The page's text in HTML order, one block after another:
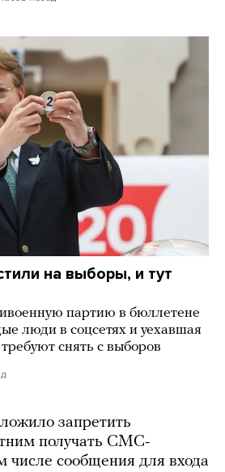
на выборы, и тут
партию в бюллетене
люди в соцсетях и уехавшая
снять с выборов
запретить
получать СМС-
числе сообщения для входа